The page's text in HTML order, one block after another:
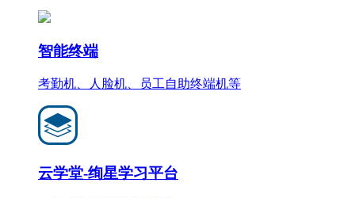
智能终端
考勤机、人脸机、员工自助终端机等
云学堂-绚星学习平台